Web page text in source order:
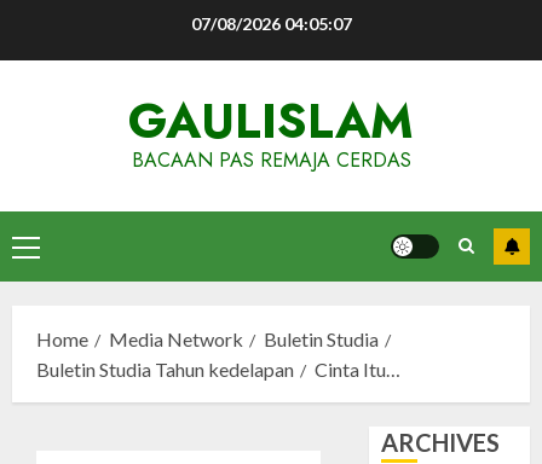
07/08/2026 04:05:08
GAULISLAM
BACAAN PAS REMAJA CERDAS
Primary
Menu
Home Media Network
Buletin Studia
Buletin Studia Tahun kedelapan
Cinta Itu…
ARCHIVES